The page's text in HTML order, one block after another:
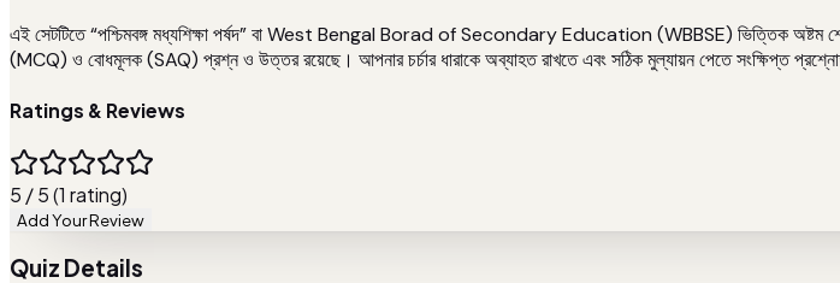
এই সেটটিতে “পশ্চিমবঙ্গ মধ্যশিক্ষা পর্ষদ” বা West Bengal Borad of Secondary Education (WBBSE) ভিত্তিক অষ্টম শ্রেণীর
(MCQ) ও বোধমূলক (SAQ) প্রশ্ন ও উত্তর রয়েছে। আপনার চর্চার ধারাকে অব্যাহত রাখতে এবং সঠিক মুল্যায়ন পেতে সংক্ষিপ্ত
Ratings & Reviews
5 / 5 (1 rating)
Add Your Review
Quiz Details